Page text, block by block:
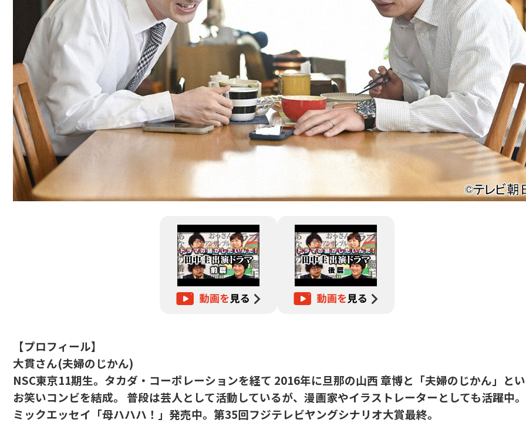
【プロフィール】
大貫さん(夫婦のじかん)
NSC東京11期生。タカダ・コーポレーションを経て 2016年に旦那の山西 章博と「夫婦のじかん」と
お笑いコンビを結成。 普段は芸人として活動しているが、漫画家やイラストレーターとしても活躍中
ミックエッセイ「母ハハハ！」発売中。第35回フジテレビヤングシナリオ大賞最終。